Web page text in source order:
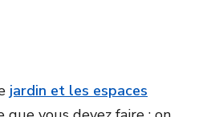
jardin et les espaces